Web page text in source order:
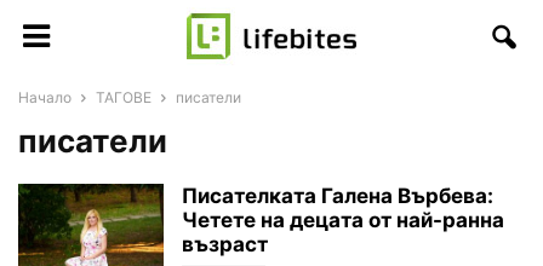
Начало ТАГОВЕ писатели
писатели
Писателката Галена Върбева:
Четете на децата от най-ранна
възраст